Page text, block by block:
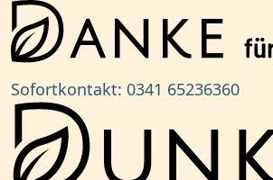
Sofortkontakt: 0341 65236360